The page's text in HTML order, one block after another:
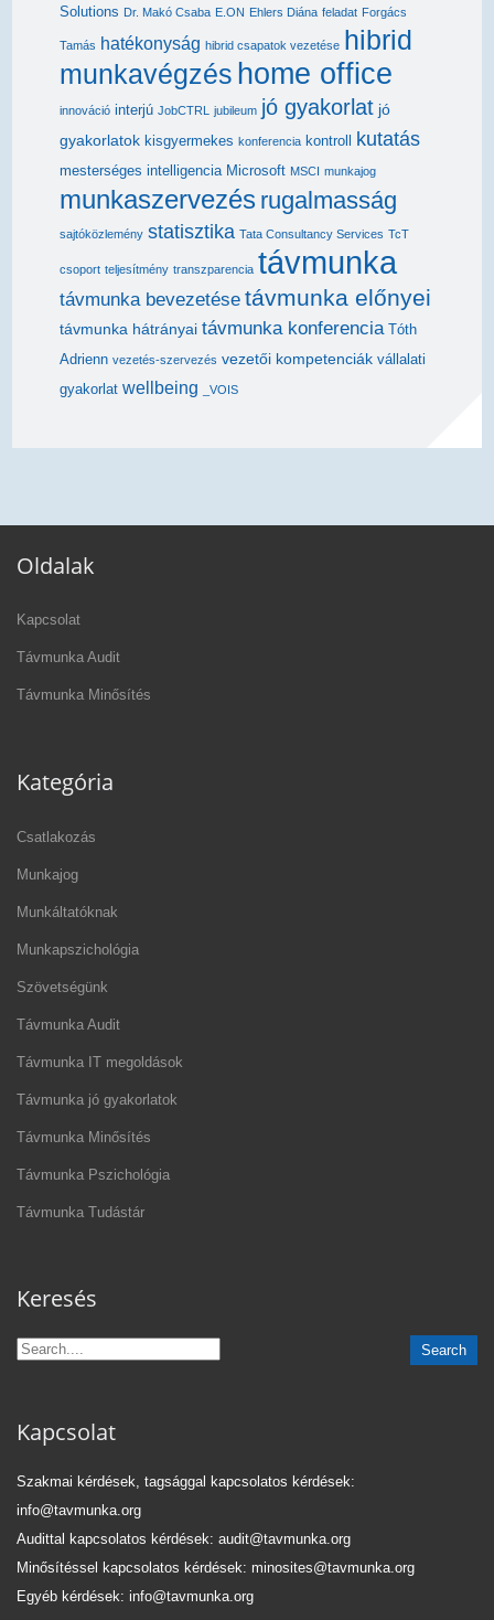
Solutions Dr. Makó Csaba E.ON Ehlers Diána feladat Forgács
Tamás hatékonyság hibrid csapatok vezetése
hibrid
munkavégzés home office
innováció interjú JobCTRL jubileum jó gyakorlat jó
gyakorlatok kisgyermekes konferencia kontroll kutatás
mesterséges intelligencia Microsoft MSCI munkajog
munkaszervezés rugalmasság
sajtóközlemény statisztika Tata Consultancy Services TcT
csoport teljesítmény transzparencia távmunka
távmunka bevezetése távmunka előnyei
távmunka hátrányai távmunka konferencia
Tóth
Adrienn vezetés-szervezés vezetői kompetenciák vállalati
gyakorlat wellbeing _VOIS
Oldalak
Kapcsolat
Távmunka Audit
Távmunka Minősítés
Kategória
Csatlakozás
Munkajog
Munkáltatóknak
Munkapszichológia
Szövetségünk
Távmunka Audit
Távmunka IT megoldások
Távmunka jó gyakorlatok
Távmunka Minősítés
Távmunka Pszichológia
Távmunka Tudástár
Keresés
Kapcsolat
Szakmai kérdések, tagsággal kapcsolatos kérdések:
info@tavmunka.org
Audittal kapcsolatos kérdések: audit@tavmunka.org
Minősítéssel kapcsolatos kérdések: minosites@tavmunka.org
Egyéb kérdések: info@tavmunka.org